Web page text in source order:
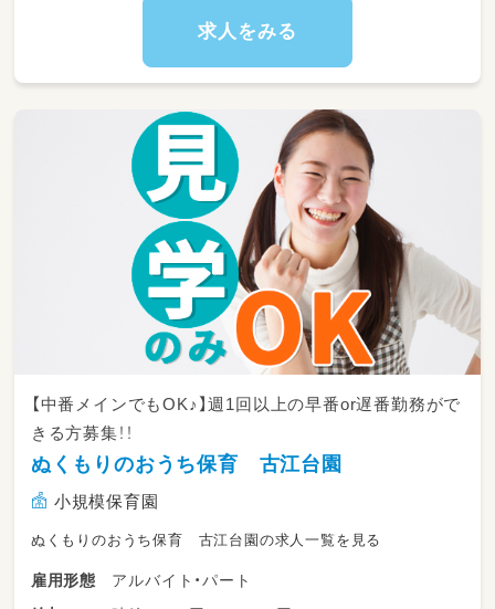
フト制で勤務していただきます。
【勤務先】※車通勤OK（駐車場無料）
（1）市立吹田市民病院あゆみ保育園（定員数40
名）
大阪府吹田市岸部新町５番７号
JR西日本東海道本線 岸辺駅徒歩5分
（2）済生会茨木病院なでしこキッズ保育所（定員
数38名）
大阪府茨木市上穂積１丁目２番27号済生会茨木
医療福祉センター1階
JR茨木駅 徒歩14分
求人をみる
【中番メインでもOK♪】週1回以上の早番or遅番勤務がで
きる方募集！！
ぬくもりのおうち保育 古江台園
小規模保育園
ぬくもりのおうち保育 古江台園の求人一覧を見る
雇用形態
アルバイト・パート